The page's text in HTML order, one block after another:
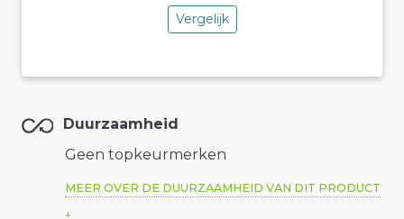
Vergelijk
Duurzaamheid
Geen topkeurmerken
MEER OVER DE DUURZAAMHEID VAN DIT PRODUCT